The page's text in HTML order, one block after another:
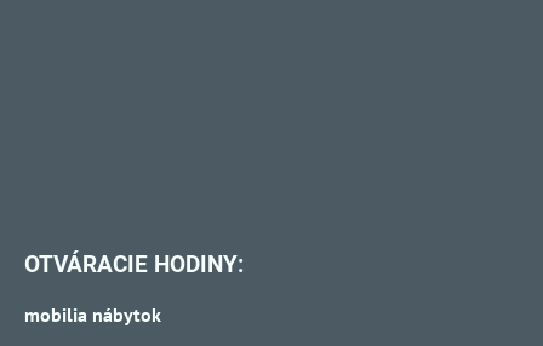
OTVÁRACIE HODINY:
mobilia nábytok